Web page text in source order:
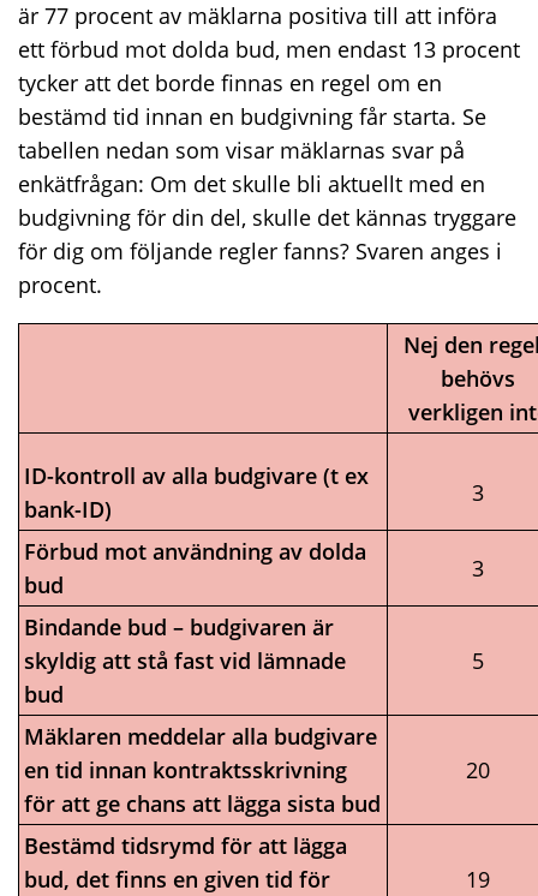
är 77 procent av mäklarna positiva till att införa
ett förbud mot dolda bud, men endast 13 procent
tycker att det borde finnas en regel om en
bestämd tid innan en budgivning får starta. Se
tabellen nedan som visar mäklarnas svar på
enkätfrågan: Om det skulle bli aktuellt med en
budgivning för din del, skulle det kännas tryggare
för dig om följande regler fanns? Svaren anges i
procent.
Nej den
behövs
verkligen
ID-kontroll av alla budgivare (t ex
bank-ID)
3
Förbud mot användning av dolda
bud
3
Bindande bud – budgivaren är
skyldig att stå fast vid lämnade
bud
5
Mäklaren meddelar alla budgivare
en tid innan kontraktsskrivning
för att ge chans att lägga sista bud
20
Bestämd tidsrymd för att lägga
bud, det finns en given tid för
19